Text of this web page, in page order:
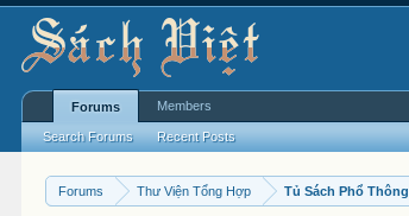
Forums Thư Viện Tổng Hợp Tủ Sách Phổ Thông
Forums
Search Forums Recent Posts
Members